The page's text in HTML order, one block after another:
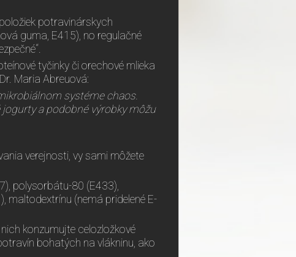
potravinárskych
guma, E415), no regulačné
tyčinky či orechové mlieka
Maria Abreuová:
systéme chaos.
a podobné výrobky môžu
verejnosti, vy sami môžete
polysorbátu-80 (E433),
maltodextrínu (nemá pridelené E-
konzumujte celozložkové
bohatých na vlákninu, ako